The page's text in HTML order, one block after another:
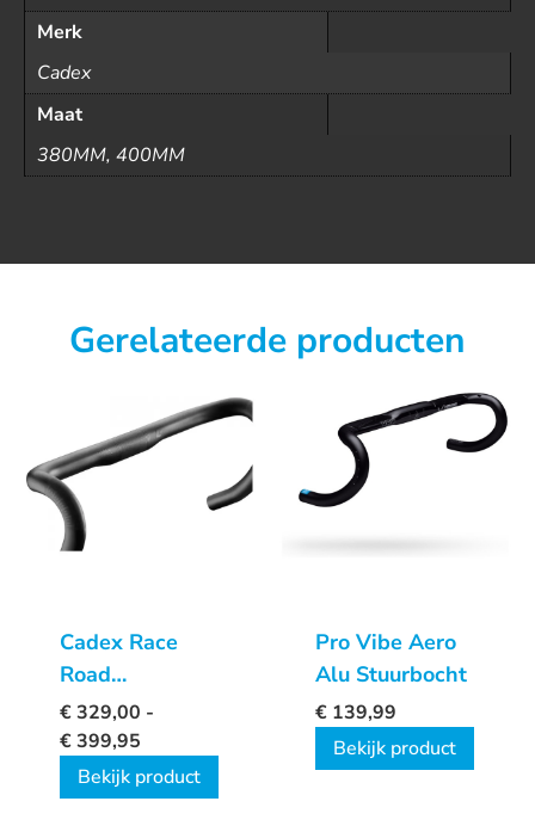
Merk
Cadex
Maat
380MM, 400MM
Gerelateerde producten
Cadex Race
Road
Handelbar MM
€329,00 -
€399,95
Bekijk product
Pro Vibe Aero
Alu Stuurbocht
€ 139,99
Bekijk product